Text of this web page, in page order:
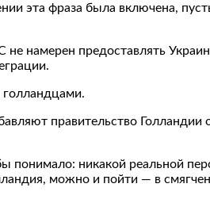
эта фраза была включена,
намерен предоставлять
голландцами.
правительство
никакой реальной
можно и пойти — в